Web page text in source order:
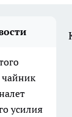
чайник
усилия